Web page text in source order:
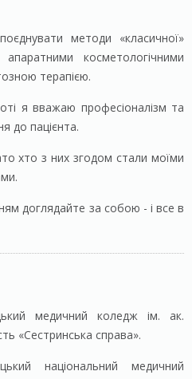
методи «класичної»
косметологічними
терапією.
я вважаю професіоналізм та
до пацієнта.
хто з них згодом стали моїми
доглядайте за собою - і все в
медичний коледж ім. ак.
«Сестринська справа».
національний медичний